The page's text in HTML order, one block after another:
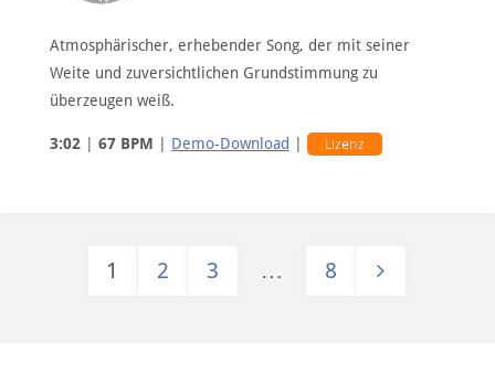
Atmosphärischer, erhebender Song, der mit seiner
Weite und zuversichtlichen Grundstimmung zu
überzeugen weiß.
3:02| 67 BPM Demo-Download Lizenz
1 2 3 … 8